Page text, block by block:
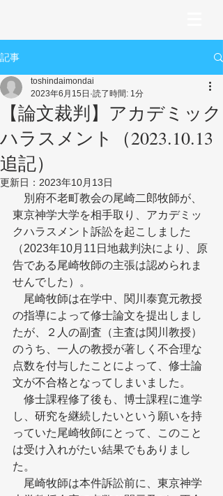
記事
【論文裁判】アカデミック
ハラスメント（2023.10.13
追記）
toshindaimondai
2023年6月15日 読了時間: 1分
更新日： 2023年10月13日
別府不老町教会の尾崎二郎牧師が、
東京神学大学を相手取り、アカデミッ
クハラスメント訴訟を起こしました
（2023年10月11日地裁判決により、原
告である尾崎牧師の主張は認められま
せんでした）。
尾崎牧師は在学中、関川泰寛元教授
の指導によって修士論文を提出しまし
たが、２人の副査（主査は関川教授）
のうち、一人の教授が著しく不合理な
点数を付与したことによって、修士論
文が不合格となってしまいました。
修士課程修了後も、博士課程に進学
し、研究を継続したいという願いを持
っていた尾崎牧師にとって、このこと
は受け入れがたい結果でもありまし
た。
尾崎牧師は本件訴訟前に、東京神学